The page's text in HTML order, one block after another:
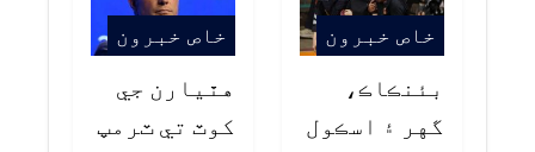
خاص خبرون
بئنڪاڪ،
گهر ۽ اسڪول
خاص خبرون
هٿيارن جي
کوٽ تي ٽرمپ